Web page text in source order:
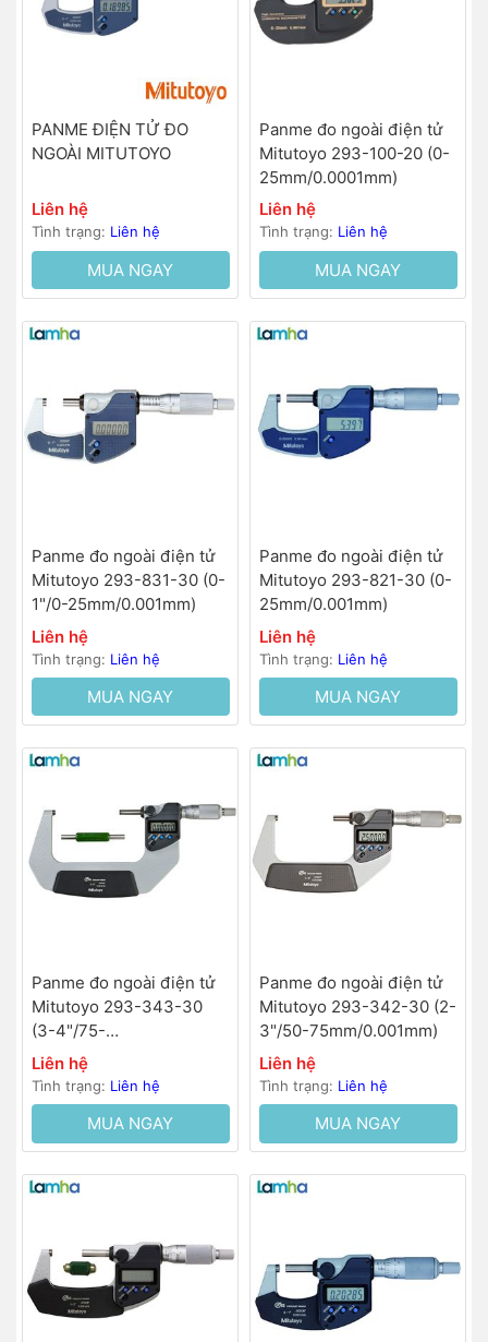
PANME ĐIỆN TỬ ĐO
NGOÀI MITUTOYO
Liên hệ
Tình trạng: Liên hệ
MUA NGAY
Panme đo ngoài điện tử
Mitutoyo 293-100-20 (0-
25mm/0.0001mm)
Liên hệ
Tình trạng: Liên hệ
MUA NGAY
Panme đo ngoài điện tử
Mitutoyo 293-831-30 (0-
1"/0-25mm/0.001mm)
Liên hệ
Tình trạng: Liên hệ
MUA NGAY
Panme đo ngoài điện tử
Mitutoyo 293-821-30 (0-
25mm/0.001mm)
Liên hệ
Tình trạng: Liên hệ
MUA NGAY
Panme đo ngoài điện tử
Mitutoyo 293-343-30
(3-4"/75-
100mm/0.001mm)
Liên hệ
Tình trạng: Liên hệ
MUA NGAY
Panme đo ngoài điện tử
Mitutoyo 293-342-30 (2-
3"/50-75mm/0.001mm)
Liên hệ
Tình trạng: Liên hệ
MUA NGAY